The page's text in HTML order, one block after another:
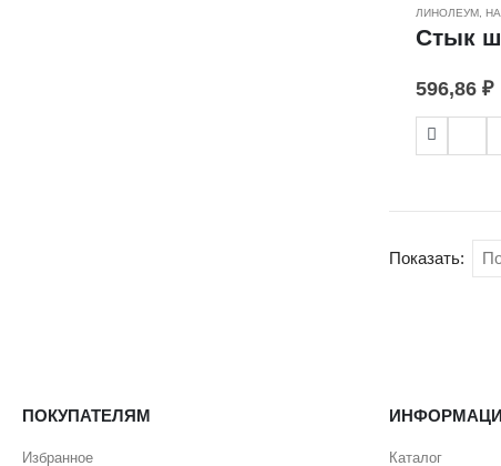
ЛИНОЛЕУМ,
Стык
596,86 ₽
Показать:
ПОКУПАТЕЛЯМ
Избранное Каталог